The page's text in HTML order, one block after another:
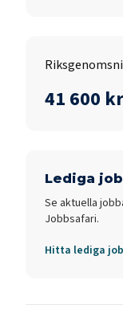
41 600 kr
Lediga
Se aktuella
Jobbsafari.
Hitta lediga